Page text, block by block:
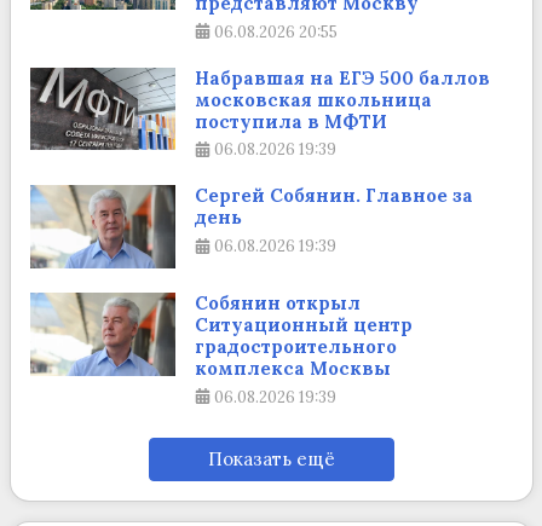
06.08.2026 20:55
Набравшая на ЕГЭ 500 баллов
московская школьница
поступила в МФТИ
06.08.2026 19:39
Сергей Собянин. Главное за
день
06.08.2026 19:39
Собянин открыл
Ситуационный центр
градостроительного
комплекса Москвы
06.08.2026 19:39
Показать ещё